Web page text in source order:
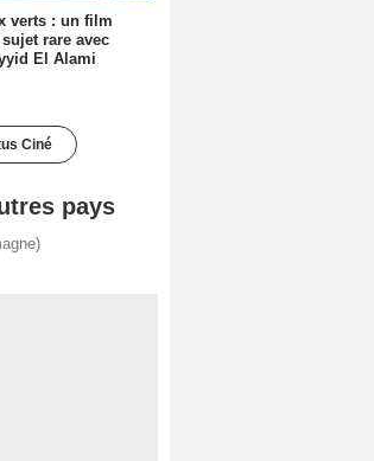
verts : un film
rare avec
El Alami
Ciné
pays